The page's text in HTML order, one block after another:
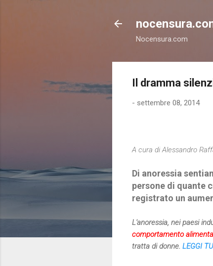
Nocensura.com
Il dramma
- settembre 08, 2014
A cura di Alessandro
Di anoressia
persone di quante
registrato un
L'anoressia, nei paesi
comportamento
tratta di donne. LEGGI